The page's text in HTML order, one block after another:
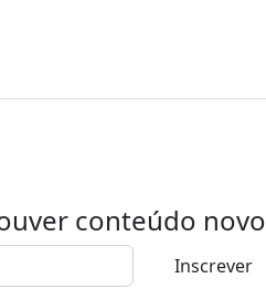
conteúdo novo
Inscrever